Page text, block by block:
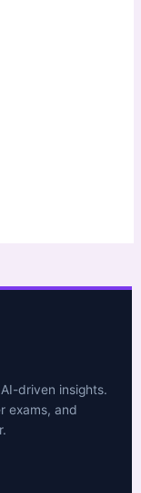
driven insights.
exams, and